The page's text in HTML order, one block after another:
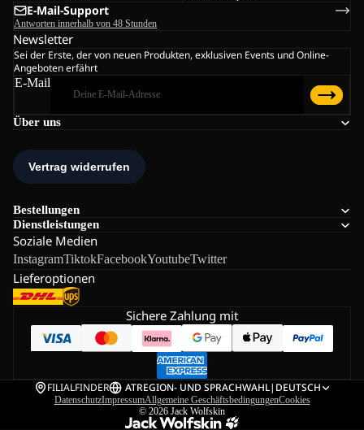
Über uns
Bestellungen
Dienstleistungen
Soziale Medien
InstagramTiktokFacebookYoutubeTwitter
Lieferoptionen
E-Mail-Support
Antworten innerhalb von 48 Stunden
Newsletter
Sei der Erste, der von neuen Produkten, exklusiven Events und Online-
Angeboten erfährt
E-Mail
Sichere Zahlung mit
FILIALFINDER ATREGION- UND SPRACHWAHL| DEUTSCH
DatenschutzImpressumAllgemeine GeschäftsbedingungenCookies
© 2026 Jack Wolfskin